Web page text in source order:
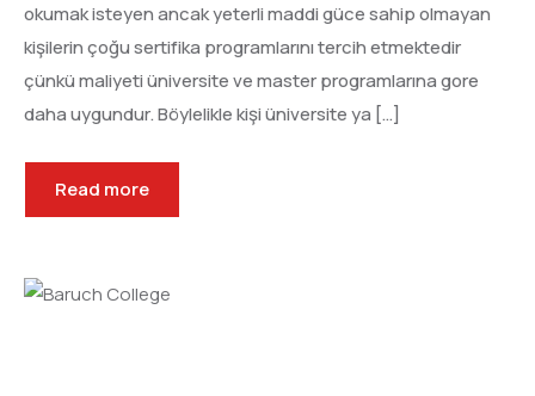
okumak isteyen ancak yeterli maddi güce sahip olmayan
kişilerin çoğu sertifika programlarını tercih etmektedir
çünkü maliyeti üniversite ve master programlarına gore
daha uygundur. Böylelikle kişi üniversite ya […]
Read more